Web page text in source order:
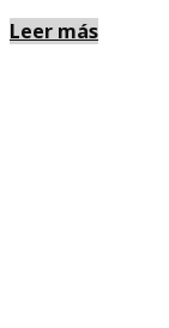
Leer más